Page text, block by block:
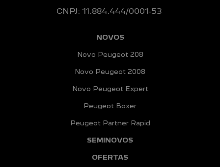
CNPJ: 11.884.444/0001-53
NOVOS
Novo Peugeot 208
Novo Peugeot 2008
Novo Peugeot Expert
Peugeot Boxer
Peugeot Partner Rapid
SEMINOVOS
OFERTAS